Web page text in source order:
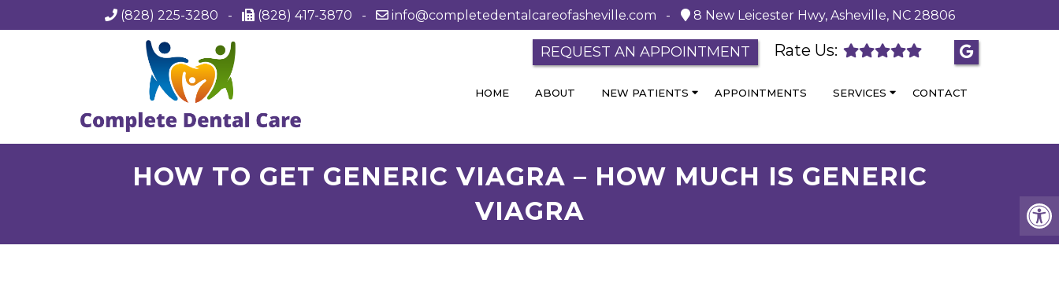
(828) 225-3280 - (828) 417-3870 - info@completedentalcareofasheville.com - 8 New Leicester Hwy, Asheville, NC 28806
REQUEST AN APPOINTMENT Rate Us:
HOME ABOUT NEW PATIENTS APPOINTMENTS SERVICES CONTACT
HOW TO GET GENERIC VIAGRA – HOW MUCH IS GENERIC
VIAGRA